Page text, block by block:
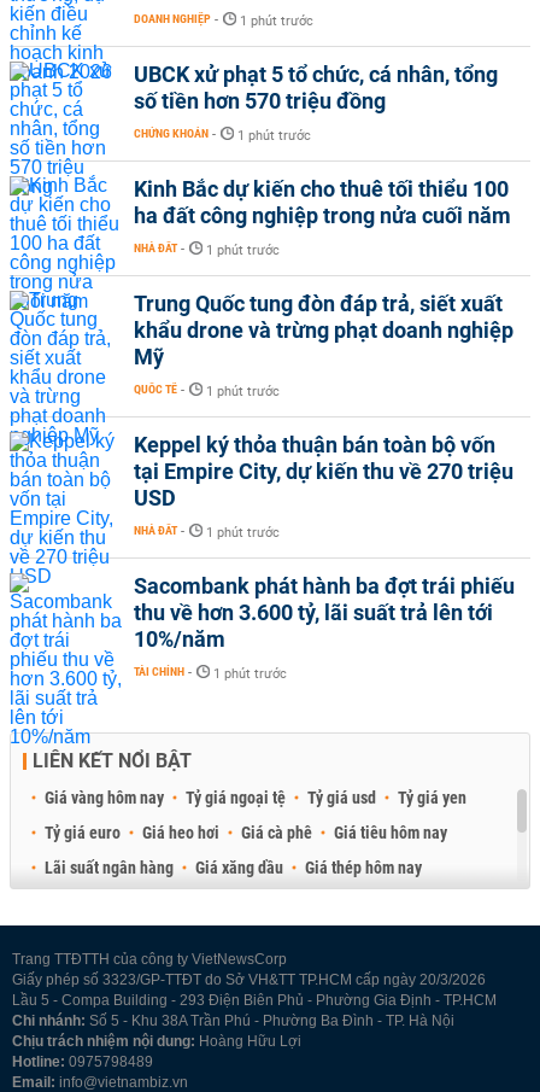
DOANH NGHIỆP - 1 phút trước
UBCK xử phạt 5 tổ chức, cá nhân, tổng
số tiền hơn 570 triệu đồng
CHỨNG KHOÁN - 1 phút trước
Kinh Bắc dự kiến cho thuê tối thiểu 100
ha đất công nghiệp trong nửa cuối năm
NHÀ ĐẤT - 1 phút trước
Trung Quốc tung đòn đáp trả, siết xuất
khẩu drone và trừng phạt doanh nghiệp
Mỹ
QUỐC TẾ - 1 phút trước
Keppel ký thỏa thuận bán toàn bộ vốn
tại Empire City, dự kiến thu về 270 triệu
USD
NHÀ ĐẤT - 1 phút trước
Sacombank phát hành ba đợt trái phiếu
thu về hơn 3.600 tỷ, lãi suất trả lên tới
10%/năm
TÀI CHÍNH - 1 phút trước
LIÊN KẾT NỔI BẬT
Giá vàng hôm nay Tỷ giá ngoại tệ Tỷ giá usd
Tỷ giá yen
Tỷ giá euro
Giá heo hơi Giá cà phê
Giá tiêu hôm nay
Lãi suất ngân hàng
Giá xăng dầu
Giá thép hôm nay
Trang TTĐTTH của công ty VietNewsCorp
Giấy phép số 3323/GP-TTĐT do Sở VH&TT TP.HCM cấp ngày 20/3/2026
Lầu 5 - Compa Building - 293 Điện Biên Phủ - Phường Gia Định - TP.HCM
Chi nhánh: Số 5 - Khu 38A Trần Phú - Phường Ba Đình - TP. Hà Nội
Chịu trách nhiệm nội dung: Hoàng Hữu Lợi
Hotline: 0975798489
Email: info@vietnambiz.vn